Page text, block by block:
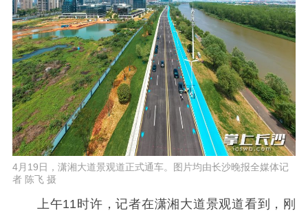
4月19日，潇湘大道景观道正式通车。图片均由长沙晚报全媒体记
者 陈飞 摄
上午11时许，记者在潇湘大道景观道看到，刚